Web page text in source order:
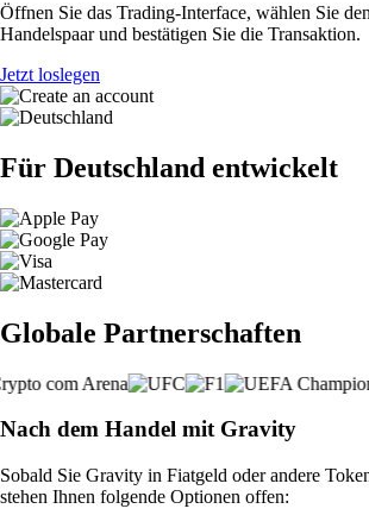
Öffnen Sie das Trading-Interface, wählen Sie
Handelspaar und bestätigen Sie die Transaktion.
Jetzt loslegen
Für Deutschland entwickelt
Globale Partnerschaften
Nach dem Handel mit Gravity
Sobald Sie Gravity in Fiatgeld oder andere
stehen Ihnen folgende Optionen offen: